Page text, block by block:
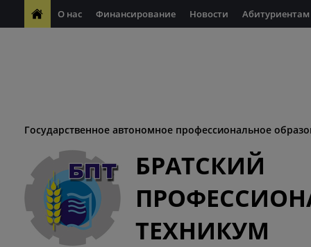
О нас Финансирование Новости Абитуриентам
Государственное автономное профессиональное
БРАТСКИЙ
ТЕХНИКУМ